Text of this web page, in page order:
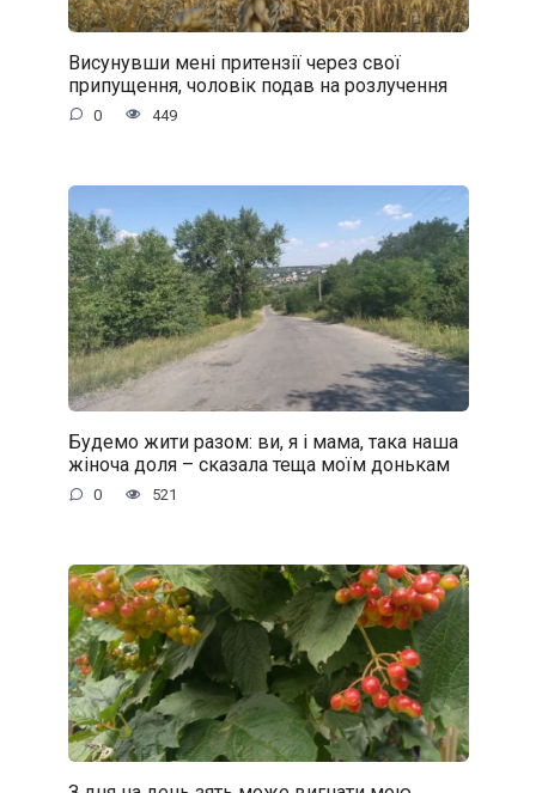
Висунувши мені притензії через свої
припущення, чоловік подав на розлучення
0 449
Будемо жити разом: ви, я і мама, така наша
жіноча доля – сказала теща моїм донькам
0 521